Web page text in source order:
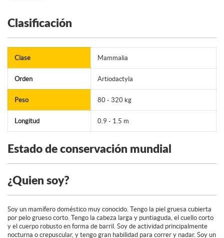
Clasificación
Clase Mammalia
Orden Artiodactyla
Peso 80 - 320 kg
Longitud 0.9 - 1.5 m
Estado de conservación mundial
¿Quien soy?
Soy un mamífero doméstico muy conocido. Tengo la piel gruesa cubierta
por pelo grueso corto. Tengo la cabeza larga y puntiaguda, el cuello corto
y el cuerpo robusto en forma de barril. Soy de actividad principalmente
nocturna o crepuscular, y tengo gran habilidad para correr y nadar. Soy un